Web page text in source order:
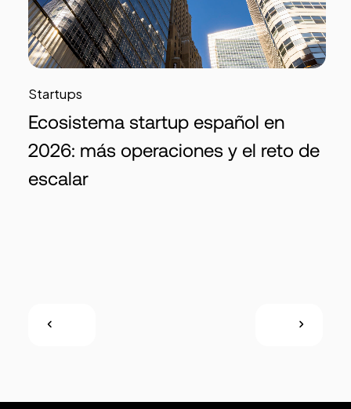
Startups
Ecosistema startup español en
2026: más operaciones y el reto de
escalar